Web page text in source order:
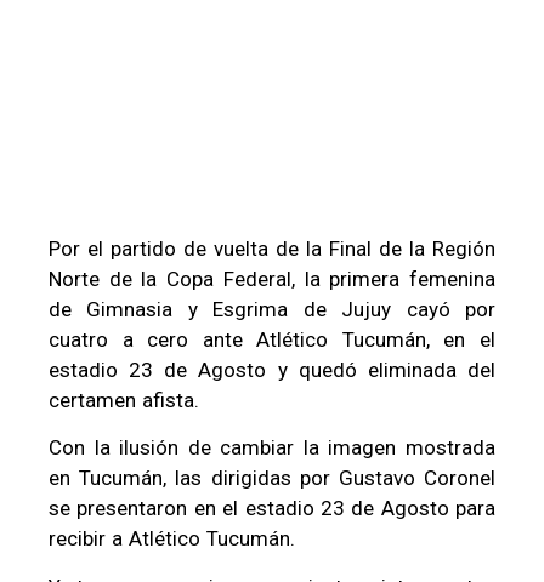
Por el partido de vuelta de la Final de la Región
Norte de la Copa Federal, la primera femenina
de Gimnasia y Esgrima de Jujuy cayó por
cuatro a cero ante Atlético Tucumán, en el
estadio 23 de Agosto y quedó eliminada del
certamen afista.
Con la ilusión de cambiar la imagen mostrada
en Tucumán, las dirigidas por Gustavo Coronel
se presentaron en el estadio 23 de Agosto para
recibir a Atlético Tucumán.